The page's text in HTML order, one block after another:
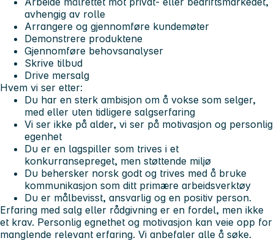
avhengig av rolle
Arrangere og gjennomføre kundemøter
Demonstrere produktene
Gjennomføre behovsanalyser
Skrive tilbud
Drive mersalg
Hvem vi ser etter:
Du har en sterk ambisjon om å vokse som selger,
med eller uten tidligere salgserfaring
Vi ser ikke på alder, vi ser på motivasjon og personlig
egenhet
Du er en lagspiller som trives i et
konkurransepreget, men støttende miljø
Du behersker norsk godt og trives med å bruke
kommunikasjon som ditt primære arbeidsverktøy
Du er målbevisst, ansvarlig og en positiv person.
Erfaring med salg eller rådgivning er en fordel, men ikke
et krav. Personlig egnethet og motivasjon kan veie opp for
manglende relevant erfaring. Vi anbefaler alle å søke.